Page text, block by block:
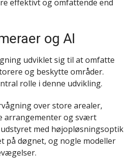
effektivt og omfattende end
og AI
udviklet sig til at omfatte
og beskytte områder.
rolle i denne udvikling.
over store arealer,
arrangementer og svært
med højopløsningsoptik
på døgnet, og nogle modeller